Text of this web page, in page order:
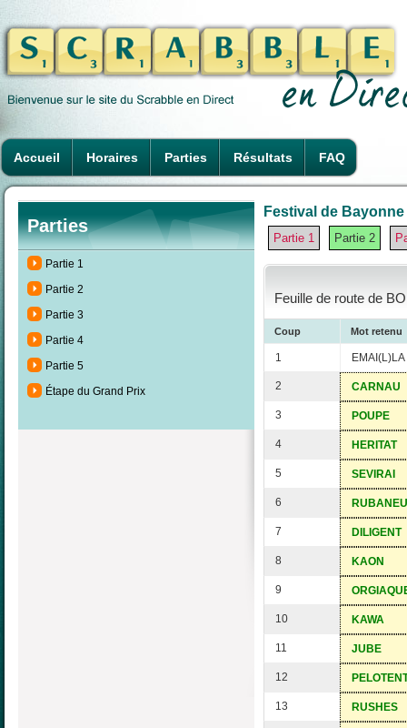
Accueil Horaires Parties Résultats FAQ
Parties
Partie 1
Partie 2
Partie 3
Partie 4
Partie 5
Étape du Grand Prix
Festival de
Partie 1 Partie 2
Feuille de route de
Coup Mot retenu
1 EMAI(L)LA
2 CARNAU
3 POUPE
4 HERITAT
5 SEVIRAI
6
7 DILIGENT
8 KAON
9
10 KAWA
11 JUBE
12
13 RUSHES